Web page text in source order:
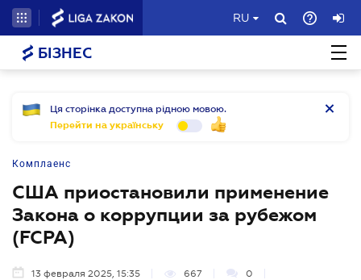
RU
БІЗНЕС
Ця сторінка доступна рідною мовою.
Перейти на українську
Комплаенс
США приостановили применение
Закона о коррупции за рубежом
(FCPA)
13 февраля 2025, 15:35 667 0